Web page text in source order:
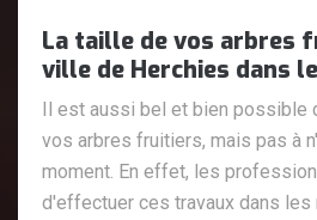
La taille de vos arbres
ville de Herchies dans
Il est aussi bel et bien possible
vos arbres fruitiers, mais pas à
moment. En effet, les
d'effectuer ces travaux dans les